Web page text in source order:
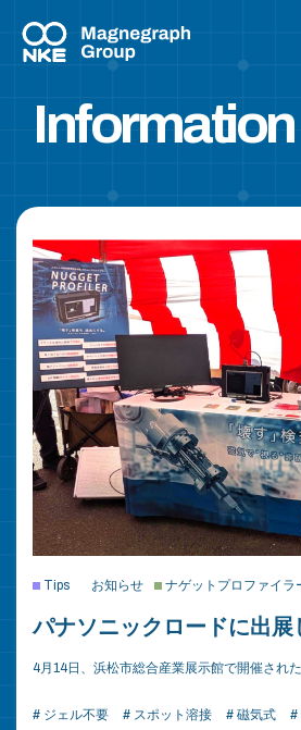
Information
Tips お知らせ ナゲットプロファイラ
パナソニックロードに出展
4月14日、浜松市総合産業展示館で開催され
# ジェル不要 # スポット溶接 # 磁気式 #